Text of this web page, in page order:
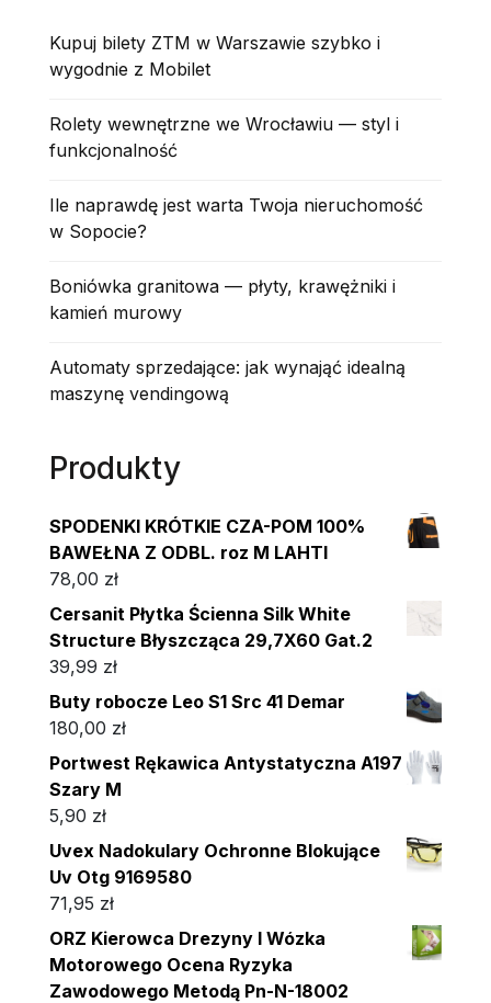
Kupuj bilety ZTM w Warszawie szybko i
wygodnie z Mobilet
Rolety wewnętrzne we Wrocławiu — styl i
funkcjonalność
Ile naprawdę jest warta Twoja nieruchomość
w Sopocie?
Boniówka granitowa — płyty, krawężniki i
kamień murowy
Automaty sprzedające: jak wynająć idealną
maszynę vendingową
Produkty
SPODENKI KRÓTKIE CZA-POM 100%
BAWEŁNA Z ODBL. roz M LAHTI
78,00 zł
Cersanit Płytka Ścienna Silk White
Structure Błyszcząca 29,7X60 Gat.2
39,99 zł
Buty robocze Leo S1 Src 41 Demar
180,00 zł
Portwest Rękawica Antystatyczna A197
Szary M
5,90 zł
Uvex Nadokulary Ochronne Blokujące
Uv Otg 9169580
71,95 zł
ORZ Kierowca Drezyny I Wózka
Motorowego Ocena Ryzyka
Zawodowego Metodą Pn-N-18002